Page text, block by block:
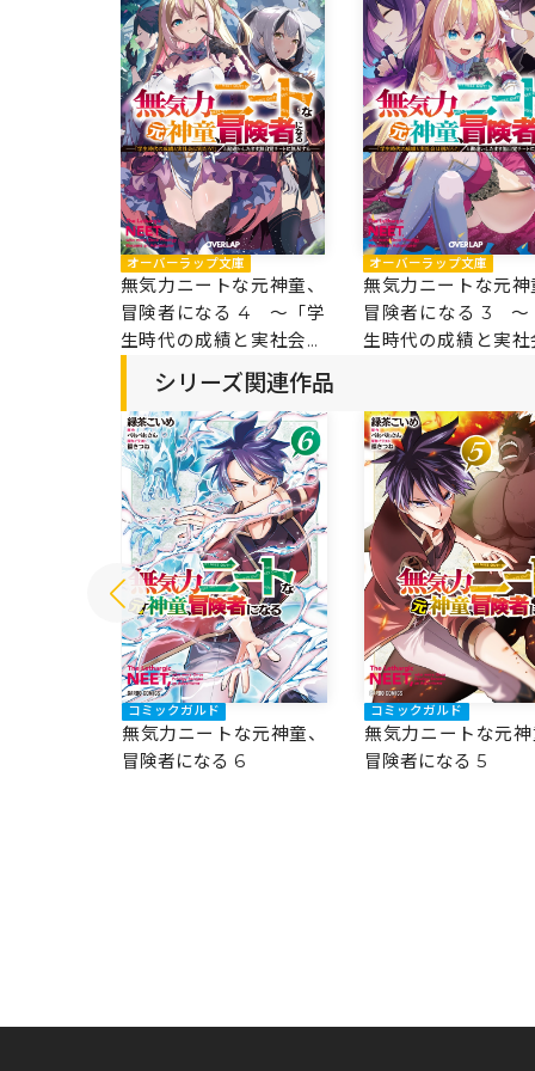
オーバーラップ文庫
無気力ニートな元神童、
冒険者になる 4 ～「学
生時代の成績と実社会は
別だろ？」と勘違いした
まま無自覚チートに無双
する～
オーバーラップ文庫
無気力ニートな元神
冒険者になる 3 ～
生時代の成績と実社
する～
シリーズ関連作品
コミックガルド
無気力ニートな元神童、
冒険者になる 6
コミックガルド
無気力ニートな元
冒険者になる 5